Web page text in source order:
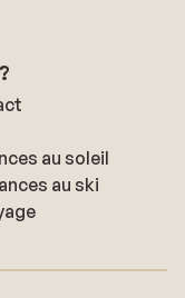
au soleil
au ski